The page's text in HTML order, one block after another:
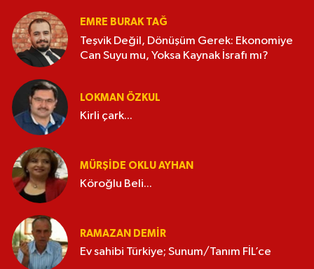
EMRE BURAK TAĞ
Teşvik Değil, Dönüşüm Gerek: Ekonomiye
Can Suyu mu, Yoksa Kaynak İsrafı mı?
LOKMAN ÖZKUL
Kirli çark...
MÜRŞIDE OKLU AYHAN
Köroğlu Beli...
RAMAZAN DEMİR
Ev sahibi Türkiye; Sunum/Tanım FİL’ce